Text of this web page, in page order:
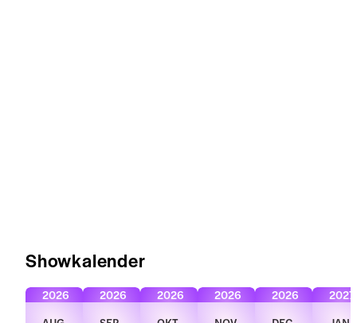
Showkalender
2026
2026
2026
2026
2026
2027